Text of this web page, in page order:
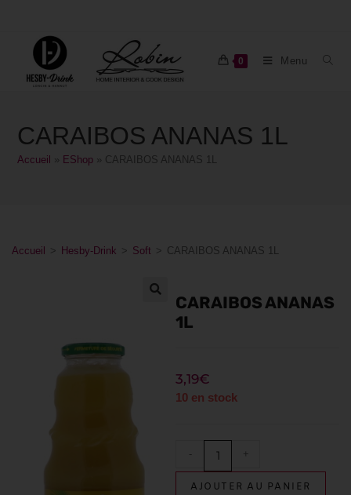
0 Menu
CARAIBOS ANANAS 1L
Accueil EShop CARAIBOS ANANAS 1L
Accueil > Hesby-Drink > Soft > CARAIBOS ANANAS 1L
CARAIBOS ANANAS
1L
3,19€
10 en stock
- +
AJOUTER AU PANIER